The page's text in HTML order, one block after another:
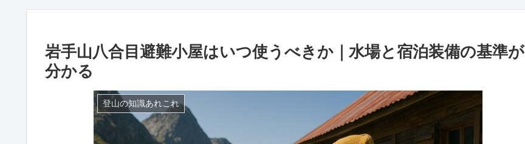
岩手山八合目避難小屋はいつ使うべきか｜水場と宿泊装備の基準が
分かる
登山の知識あれこれ